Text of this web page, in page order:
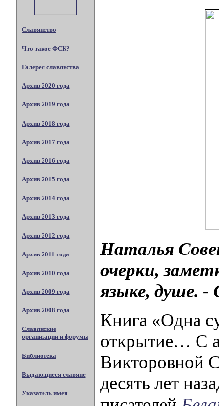
Славянство
Что такое ФСК?
Галерея славянства
Архив 2020 года
Архив 2019 года
Архив 2018 года
Архив 2017 года
Архив 2016 года
Архив 2015 года
Архив 2014 года
Архив 2013 года
Архив 2012 года
Архив 2011 года
Архив 2010 года
Архив 2009 года
Архив 2008 года
Славянские
организации и форумы
Библиотека
Выдающиеся славяне
Указатель имен
Наталья
очерки,
языке, душе. -
Книга «Одна
открытие… С
Викторовной
десять лет